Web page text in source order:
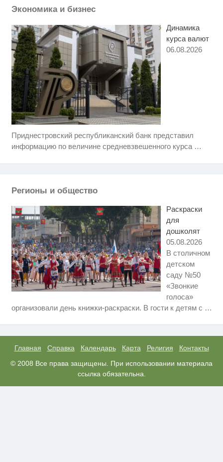
Экономика и бизнес
Динамика
курса валют
06.08.2026
Приднестровский республиканский банк представил
информацию по величине средневзвешенного курса …
Регионы и общество
Раскраски
для
дошколят
05.08.2026
В столичном
детском
саду №50
«Звонкие
голоса»
организовали день книжки-раскраски. В гости к детям с …
Главная Справка Календарь Карта Религия
Контакты
© 2008 Все права защищены. При использовании материала
ссылка обязательна.
i
Ролик из Омска: вы будете
Рак начинается не с боли:
Обнаружена тайная семья
жена и дочь
а смеяться вы будете долго
i
Скрытая камера на пляже
Крыма: Что люди вытворяют,
когда их не видят...